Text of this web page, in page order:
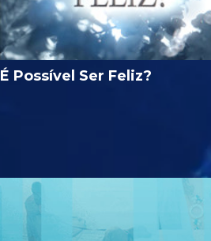
É Possível Ser Feliz?